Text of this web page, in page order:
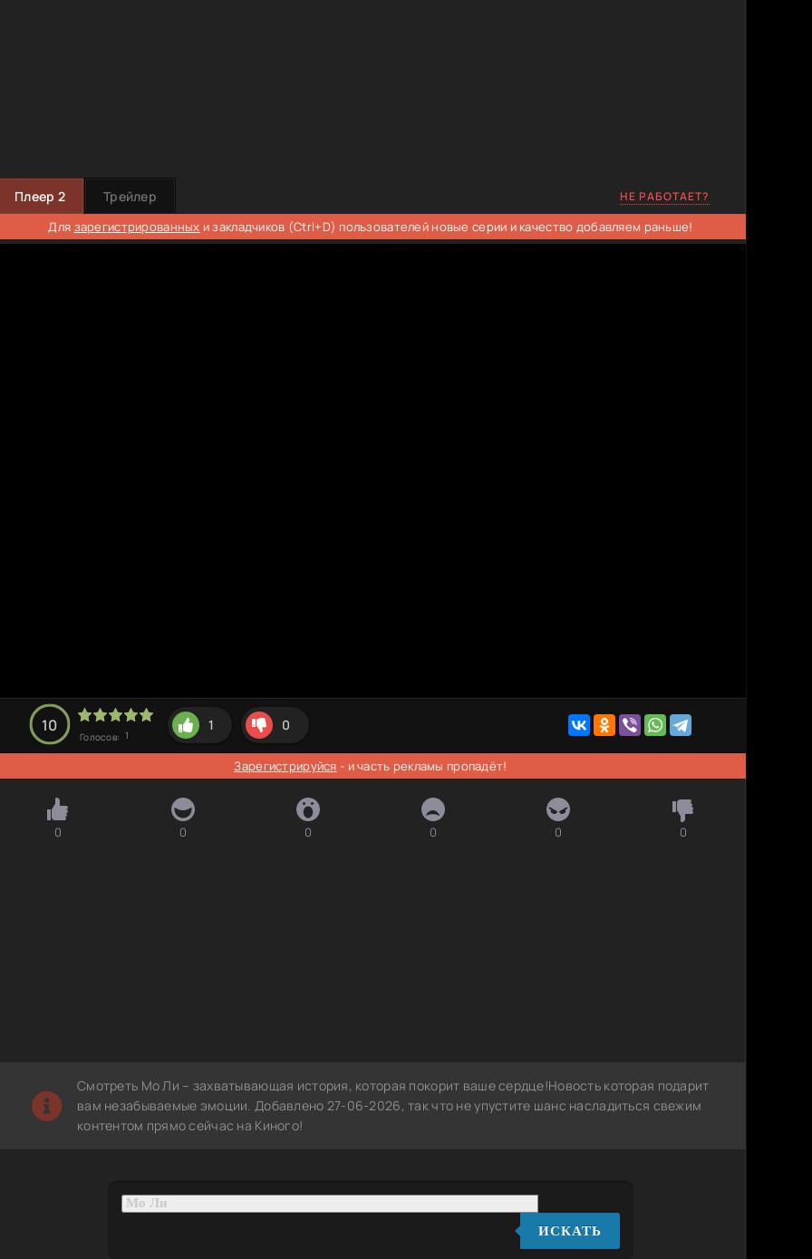
Плеер 2 Трейлер НЕ РАБОТАЕТ?
Для зарегистрированных и закладчиков (Ctrl+D) пользователей новые серии и качество добавляем раньше!
10
Голосов: 1
1 0
Зарегистрируйся - и часть рекламы пропадёт!
0 0 0 0 0 0
Смотреть Мо Ли – захватывающая история, которая покорит ваше сердце!Новость которая подарит
вам незабываемые эмоции. Добавлено 27-06-2026, так что не упустите шанс насладиться свежим
контентом прямо сейчас на Киного!
ИСКАТЬ